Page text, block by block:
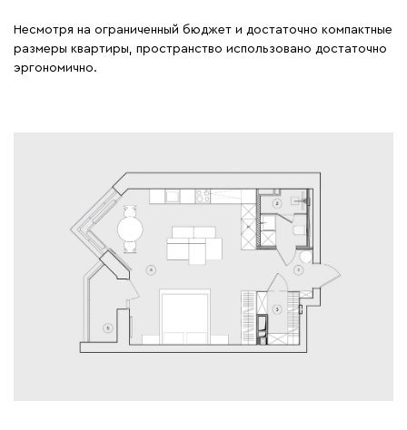
Несмотря на ограниченный бюджет и достаточно компактные
размеры квартиры, пространство использовано достаточно
эргономично.